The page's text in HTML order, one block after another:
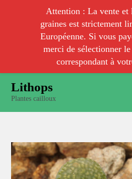
Lithops
Plantes cailloux
Attention : La vente et
graines est strictement
Européenne. Si vous
merci de sélectionner
correspondant à